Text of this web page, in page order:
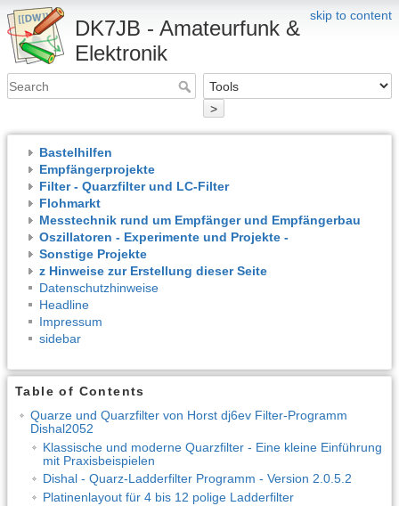
skip to content
DK7JB - Amateurfunk &
Elektronik
>
Bastelhilfen
Empfängerprojekte
Filter - Quarzfilter und LC-Filter
Flohmarkt
Messtechnik rund um Empfänger und Empfängerbau
Oszillatoren - Experimente und Projekte -
Sonstige Projekte
z Hinweise zur Erstellung dieser Seite
Datenschutzhinweise
Headline
Impressum
sidebar
Table of Contents
Quarze und Quarzfilter von Horst dj6ev Filter-Programm
Dishal2052
Klassische und moderne Quarzfilter - Eine kleine Einführung
mit Praxisbeispielen
Dishal - Quarz-Ladderfilter Programm - Version 2.0.5.2
Platinenlayout für 4 bis 12 polige Ladderfilter